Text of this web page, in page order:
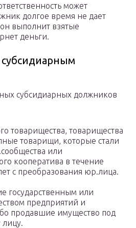
может
долгое время не дает
выполнит взятые
деньги.
субсидиарным
субсидиарных должников
товарищества, товарищества
товарищи, которые стали
или
кооператива в течение
с преобразования юр.лица.
государственным или
предприятий и
продавшие имущество под
лицу.